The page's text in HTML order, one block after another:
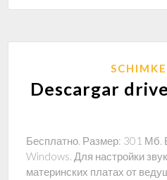
Descargar
Бесплатно. Размер: 301 Мб.
Windows. Для настройки
материнских платах от